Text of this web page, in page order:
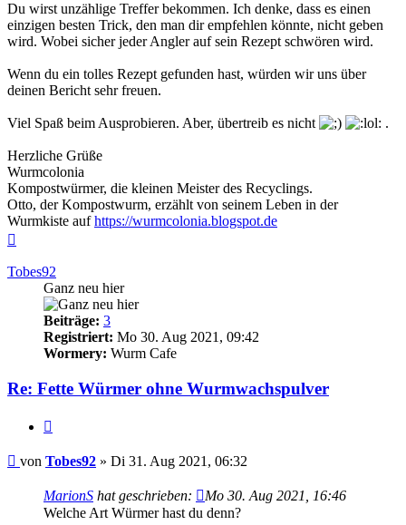
Du wirst unzählige Treffer bekommen. Ich denke, dass es einen
einzigen besten Trick, den man dir empfehlen könnte, nicht geben
wird. Wobei sicher jeder Angler auf sein Rezept schwören wird.
Wenn du ein tolles Rezept gefunden hast, würden wir uns über
deinen Bericht sehr freuen.
Viel Spaß beim Ausprobieren. Aber, übertreib es nicht .
Herzliche Grüße
Wurmcolonia
Kompostwürmer, die kleinen Meister des Recyclings.
Otto, der Kompostwurm, erzählt von seinem Leben in der
Wurmkiste aufhttps://wurmcolonia.blogspot.de
Tobes92
Ganz neu hier
Beiträge: 3
Registriert: Mo 30. Aug 2021, 09:42
Wormery: Wurm Cafe
Re: Fette Würmer ohne Wurmwachspulver
Beitrag
von Tobes92 » Di 31. Aug 2021, 06:32
MarionS hat geschrieben:
Mo 30. Aug 2021, 16:46
Welche Art Würmer hast du denn?